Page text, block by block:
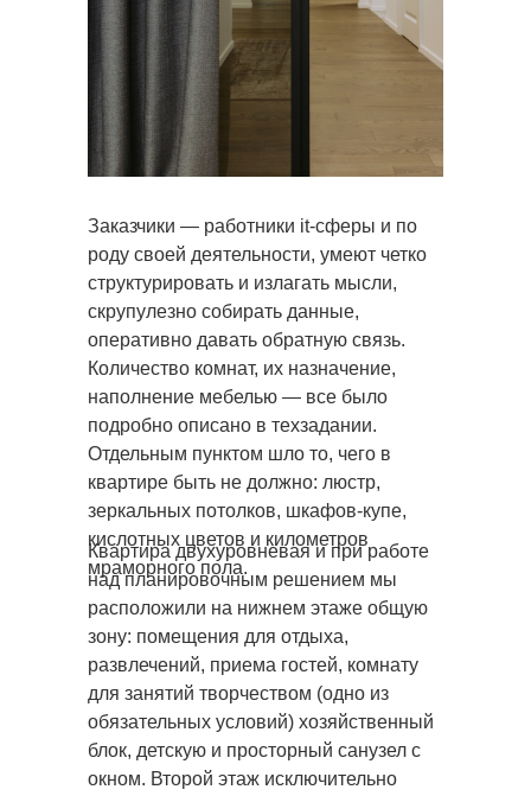
Заказчики — работники it-сферы и по
роду своей деятельности, умеют четко
структурировать и излагать мысли,
скрупулезно собирать данные,
оперативно давать обратную связь.
Количество комнат, их назначение,
наполнение мебелью — все было
подробно описано в техзадании.
Отдельным пунктом шло то, чего в
квартире быть не должно: люстр,
зеркальных потолков, шкафов-купе,
кислотных цветов и километров
мраморного пола.
Квартира двухуровневая и при работе
над планировочным решением мы
расположили на нижнем этаже общую
зону: помещения для отдыха,
развлечений, приема гостей, комнату
для занятий творчеством (одно из
обязательных условий) хозяйственный
блок, детскую и просторный санузел с
окном. Второй этаж исключительно